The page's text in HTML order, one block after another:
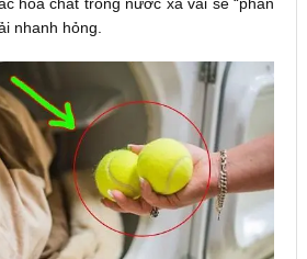
nhanh hỏng.